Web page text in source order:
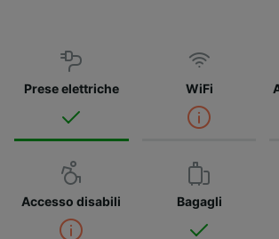
Prese elettriche WiFi
Accesso disabili Bagagli